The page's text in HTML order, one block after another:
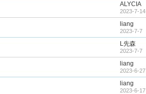
ALYCIA
2023-7-14
liang
2023-7-7
L先森
2023-7-7
liang
2023-6-27
liang
2023-6-17